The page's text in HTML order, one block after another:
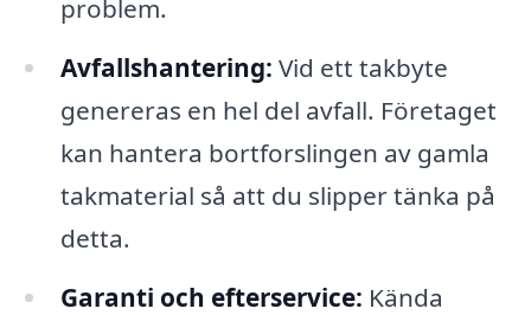
problem.
Avfallshantering: Vid ett takbyte
genereras en hel del avfall. Företaget
kan hantera bortforslingen av gamla
takmaterial så att du slipper tänka på
detta.
Garanti och efterservice: Kända